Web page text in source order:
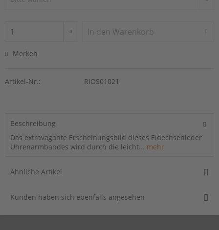
In den Warenkorb
Merken
Artikel-Nr.: RIOS01021
Beschreibung
Das extravagante Erscheinungsbild dieses Eidechsenleder
Uhrenarmbandes wird durch die leicht... mehr
Ähnliche Artikel
Kunden haben sich ebenfalls angesehen